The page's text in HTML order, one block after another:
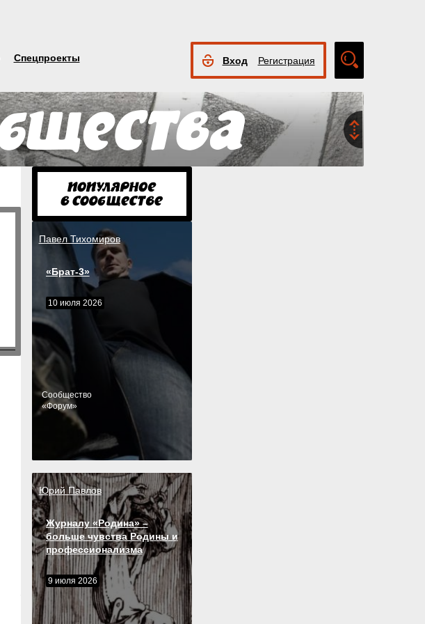
Спецпроекты Вход Регистрация
Павел Тихомиров
«Брат-3»
10 июля 2026
Cообщество
«Форум»
Юрий Павлов
Журналу «Родина» –
больше чувства Родины и
профессионализма
9 июля 2026